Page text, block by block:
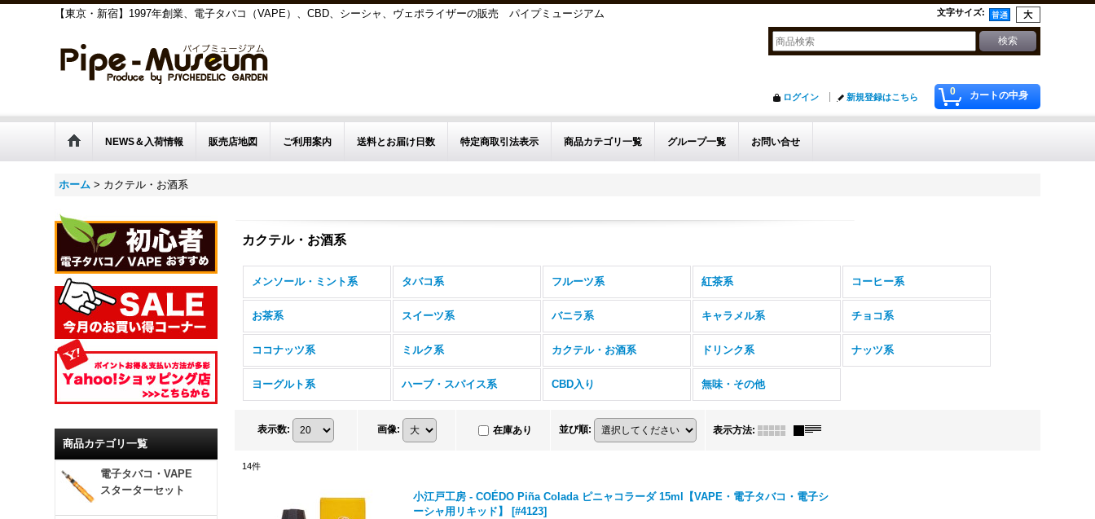
【東京・新宿】1997年創業、電子タバコ（VAPE）、CBD、シーシャ、ヴェポライザーの販売 パイプミュージアム 文字サイズ:
0 カートの中身
ログイン 新規登録はこちら
NEWS＆入荷情報 販売店地図 ご利用案内 送料とお届け日数 特定商取引法表示 商品カテゴリ一覧 グループ一覧 お問い合せ
ホーム > カクテル・お酒系
商品カテゴリ一覧
電子タバコ・VAPE
スターターセット
カクテル・お酒系
メンソール・ミント系 タバコ系 フルーツ系 紅茶系 コーヒー系
お茶系 スイーツ系 バニラ系 キャラメル系 チョコ系
ココナッツ系 ミルク系 カクテル・お酒系 ドリンク系 ナッツ系
ヨーグルト系 ハーブ・スパイス系 CBD入り 無味・その他
表示数: 画像: 在庫あり 並び順: 表示方法:
14件
小江戸工房 - COÉDO Piña Colada ピニャコラーダ 15ml【VAPE・電子タバコ・電子シ
ーシャ用リキッド】
[#4123]